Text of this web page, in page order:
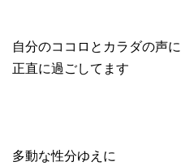
自分のココロとカラダの声に
正直に過ごしてます
多動な性分ゆえに